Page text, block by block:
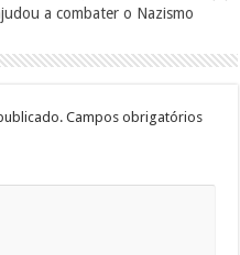
a combater o Nazismo
Campos obrigatórios